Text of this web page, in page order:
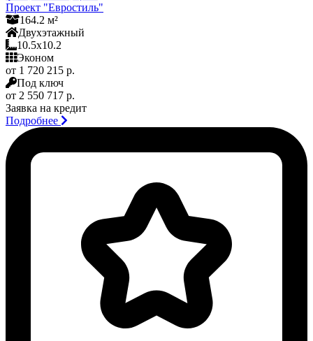
Проект "Евростиль"
164.2 м²
Двухэтажный
10.5x10.2
Эконом
от 1 720 215 р.
Под ключ
от 2 550 717 р.
Заявка на кредит
Подробнее